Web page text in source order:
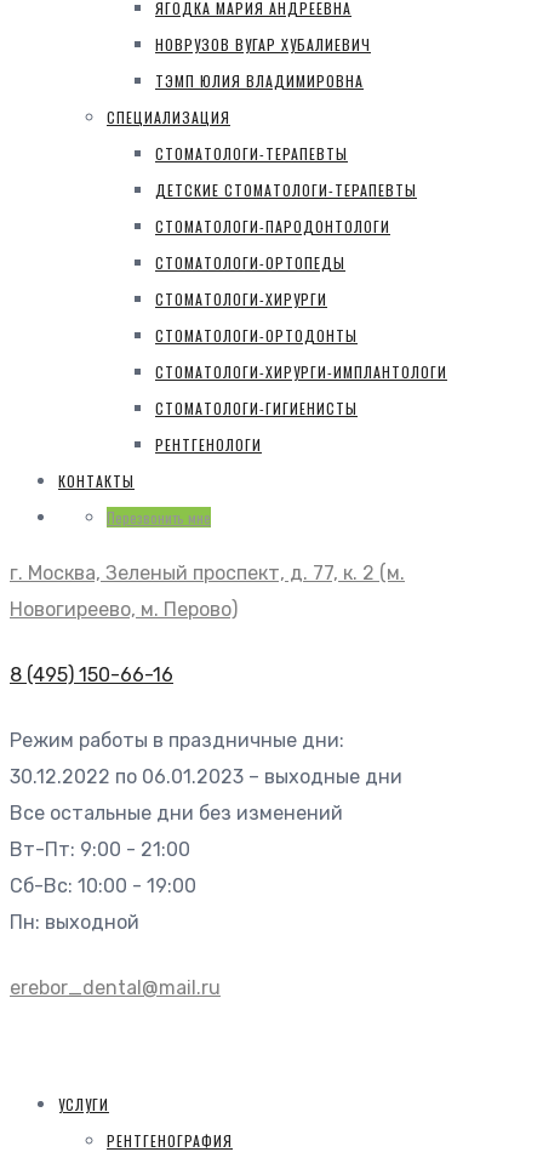
ЯГОДКА МАРИЯ АНДРЕЕВНА
НОВРУЗОВ ВУГАР ХУБАЛИЕВИЧ
ТЭМП ЮЛИЯ ВЛАДИМИРОВНА
СПЕЦИАЛИЗАЦИЯ
СТОМАТОЛОГИ-ТЕРАПЕВТЫ
ДЕТСКИЕ СТОМАТОЛОГИ-ТЕРАПЕВТЫ
СТОМАТОЛОГИ-ПАРОДОНТОЛОГИ
СТОМАТОЛОГИ-ОРТОПЕДЫ
СТОМАТОЛОГИ-ХИРУРГИ
СТОМАТОЛОГИ-ОРТОДОНТЫ
СТОМАТОЛОГИ-ХИРУРГИ-ИМПЛАНТОЛОГИ
СТОМАТОЛОГИ-ГИГИЕНИСТЫ
РЕНТГЕНОЛОГИ
КОНТАКТЫ
Перезвонить мне
г. Москва, Зеленый проспект, д. 77, к. 2 (м.
Новогиреево, м. Перово)
8 (495) 150-66-16
Режим работы в праздничные дни:
30.12.2022 по 06.01.2023 – выходные дни
Все остальные дни без изменений
Вт-Пт: 9:00 - 21:00
Сб-Вс: 10:00 - 19:00
Пн: выходной
erebor_dental@mail.ru
УСЛУГИ
РЕНТГЕНОГРАФИЯ